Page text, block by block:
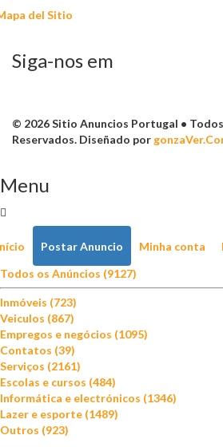
del Sitio
Siga-nos em
© 2026 Sitio Anuncios Portugal •
Reservados. Diseñado por
Menu
Postar Anuncio Minha conta
Todos os Anúncios (9127)
Inmóveis (723)
Veiculos (867)
Empregos e negócios (1095)
Contatos (39)
Serviços (2161)
Escolas e cursos (484)
Informática e electrónicos (1346)
Lazer e esporte (1489)
Outros (923)